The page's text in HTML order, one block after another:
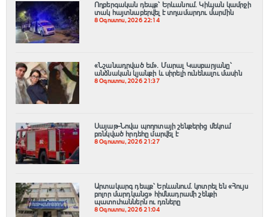
Ողբերգական դեպք՝ Երևանում․ Կիևյան կամրջի
տակ հայտնաբերվել է տղամարդու մարմին
8 Օգոստոս, 2026 22:14
«Նշանադրված եմ». Մարալ Կասբարյանը՝
անձնական կյանքի և սիրելի ունենալու մասին
8 Օգոստոս, 2026 21:37
Սայաթ-Նովա պողոտայի շենքերից մեկում
բռնկված հրդեհը մարվել է
8 Օգոստոս, 2026 21:27
Արտակարգ դեպք՝ Երևանում․ կոտրել են «Հույս
բոլոր մարդկանց» հիմնադրամի շենքի
պատուհաններն ու դռները
8 Օգոստոս, 2026 21:04